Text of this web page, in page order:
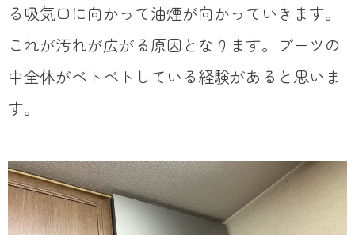
る吸気口に向かって油煙が向かっていきます。
これが汚れが広がる原因となります。ブーツの
中全体がベトベトしている経験があると思いま
す。